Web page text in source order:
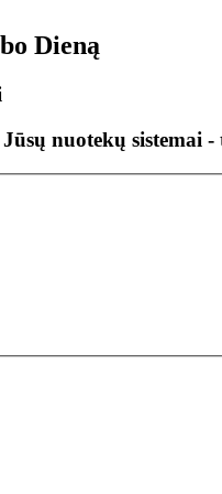
Dieną
nuotekų sistemai -